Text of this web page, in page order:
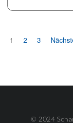
1 2 3
© 2024